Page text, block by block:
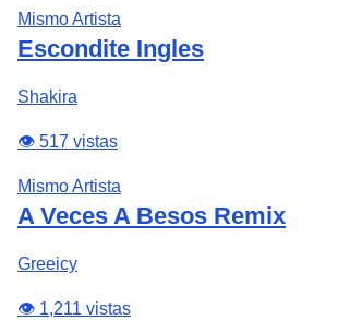
Mismo Artista
Escondite Ingles
Shakira
👁️ 517 vistas
Mismo Artista
A Veces A Besos Remix
Greeicy
👁️ 1,211 vistas